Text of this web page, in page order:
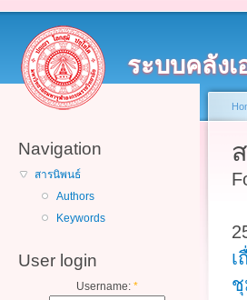
ระบบคลัง
Navigation
สารนิพนธ์
Authors
Keywords
User login
Username: *
เ
ชุ